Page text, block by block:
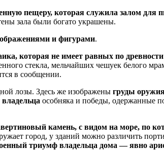
пещеру, которая служила залом для
зала были богато украшены.
и фигурами.
которая не имеет равных по
стекла, мельчайших чешуек белого
в сообщении.
лозы. Здесь же изображены груды
особняка и победы, одержанные
камень, с видом на море, по
город, у зданий можно различить
триумф владельца дома — явно